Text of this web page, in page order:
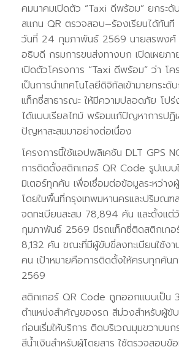
คมนาคมเปิดตัว “Taxi ดีพร้อม” ยกระดั
สแกน QR ตรวจสอบ–ร้องเรียนได้ทันที
วันที่ 24 กุมภาพันธ์ 2569 นายสรพง
อธิบดี กรมการขนส่งทางบก เปิดเผยภา
เปิดตัวโครงการ “Taxi ดีพร้อม” ว่า โ
เป็นการนำเทคโนโลยีดิจิทัลเข้ามายกระดั
แท็กซี่สาธารณะ ให้มีความปลอดภัย โปร่
ได้แบบเรียลไทม์ พร้อมแก้ปัญหาการปฏิ
ปัญหาสะสมมาอย่างต่อเนื่อง
โครงการนี้ใช้แอปพลิเคชัน DLT GPS
การติดตั้งสติกเกอร์ QR Code รูปแบบ
มิเตอร์ทุกคัน เพื่อเชื่อมต่อข้อมูลระหว่าง
โดยในพื้นที่กรุงเทพมหานครและปริมณ
จดทะเบียนสะสม 78,894 คัน และตั้งแ
กุมภาพันธ์ 2569 มีรถแท็กซี่ติดสติกเก
8,132 คัน ขณะที่มีผู้ขับขี่ลงทะเบียนใช้ง
คน เป้าหมายคือการติดตั้งให้ครบทุกคัน
2569
สติกเกอร์ QR Code ถูกออกแบบเป็น
ตำแหน่งสำคัญของรถ สีม่วงสำหรับผู้ขั
ก่อนเริ่มให้บริการ ติดบริเวณมุมขวาบน
สีน้ำเงินสำหรับผู้โดยสาร ใช้ตรวจสอบข้